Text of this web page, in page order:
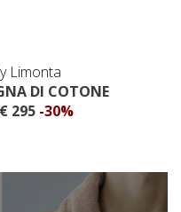
Limonta
DI COTONE
€ 295 -30%